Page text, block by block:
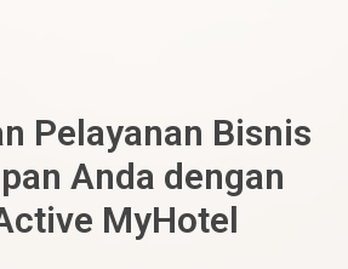
Pelayanan Bisnis
Anda dengan
MyHotel